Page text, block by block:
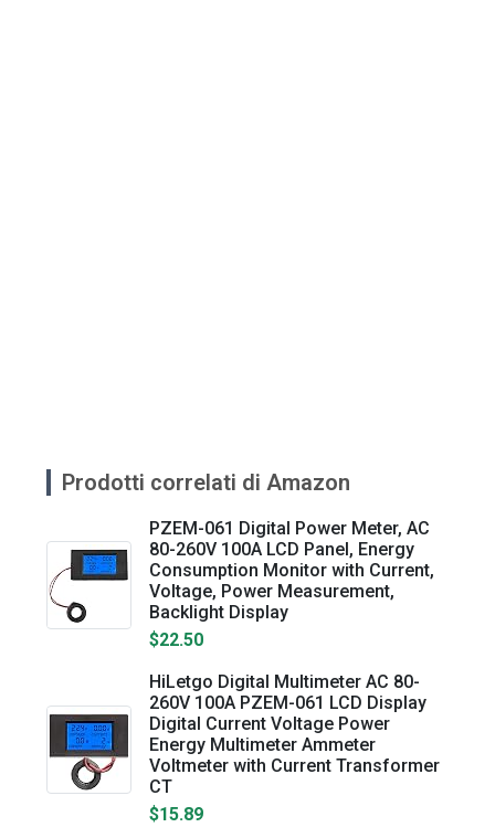
Prodotti correlati di Amazon
PZEM-061 Digital Power Meter, AC
80-260V 100A LCD Panel, Energy
Consumption Monitor with Current,
Voltage, Power Measurement,
Backlight Display
$22.50
HiLetgo Digital Multimeter AC 80-
260V 100A PZEM-061 LCD Display
Digital Current Voltage Power
Energy Multimeter Ammeter
Voltmeter with Current Transformer
CT
$15.89